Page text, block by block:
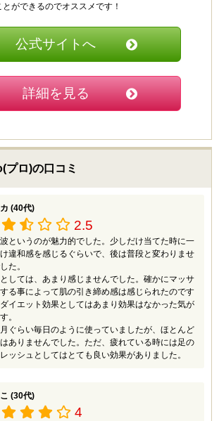
4
愛用している知人から紹介されて使用を開始しまし
の魅力だと感じています。思っていたよりも価格も
ろで負担が少ないのも良かったです。サポート体制
っかりしていて、問い合わせにもスムーズに対応し
るのでこれからも末永くお世話になると思いま
ができるのでオススメです！
公式サイトへ
詳細を見る
プロ)の口コミ
(40代)
2.5
というのが魅力的でした。少しだけ当てた時に一
違和感を感じるぐらいで、後は普段と変わりませ
た。
しては、あまり感じませんでした。確かにマッサ
る事によって肌の引き締め感は感じられたのです
イエット効果としてはあまり効果はなかった気が
。
月ぐらい毎日のように使っていましたが、ほとんど
ありませんでした。ただ、疲れている時には足の
ッシュとしてはとても良い効果がありました。
(30代)
4